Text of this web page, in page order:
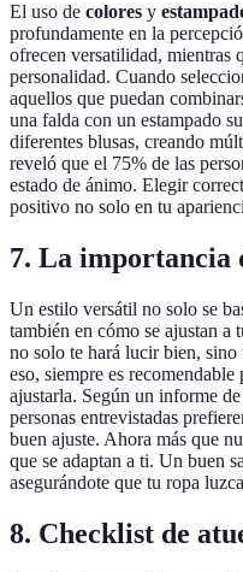
El uso de colores y
profundamente en la
ofrecen versatilidad, mientras
personalidad. Cuando
aquellos que puedan
una falda con un estampado
diferentes blusas, creando
reveló que el 75% de las
estado de ánimo. Elegir
positivo no solo en tu
7. La importancia
Un estilo versátil no solo se
también en cómo se ajustan a
no solo te hará lucir bien,
eso, siempre es
ajustarla. Según un informe de
personas entrevistadas
buen ajuste. Ahora más que
que se adaptan a ti. Un buen
asegurándote que tu ropa
8. Checklist de